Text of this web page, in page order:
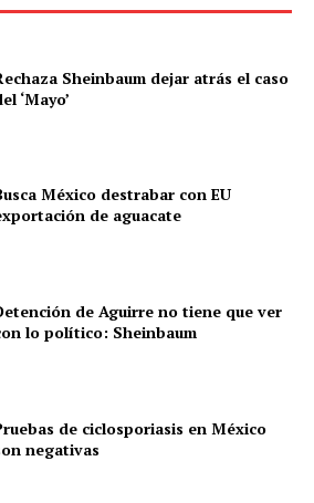
Sheinbaum dejar atrás el caso
‘Mayo’
México destrabar con EU
de aguacate
de Aguirre no tiene que ver
lo político: Sheinbaum
de ciclosporiasis en México
negativas